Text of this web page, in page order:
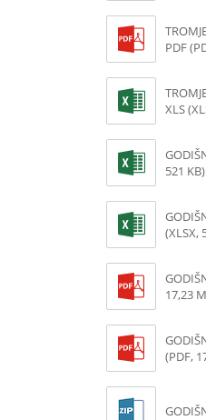
PDF
XLS
521 KB)
(XLSX,
17,23
(PDF,